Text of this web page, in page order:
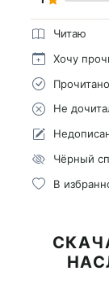
Читаю
Хочу
Прочитано
Не
Чёрный
В